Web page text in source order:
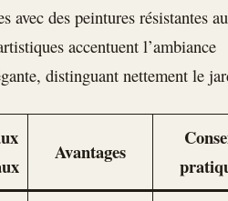
avec des peintures résistantes
accentuent l’ambiance
distinguant nettement le
Avantages